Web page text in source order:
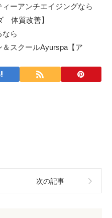
ーアンチエイジングなら
体質改善】
ら
スクールAyurspa【ア
次の記事